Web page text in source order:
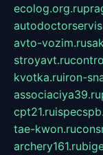
ecolog.org.ru
avto-vozim.ru
stroyavt.ru
kvotka.ruiron-
associaciya39.ru
cpt21.ru
tae-kwon.ru
archery161.ru